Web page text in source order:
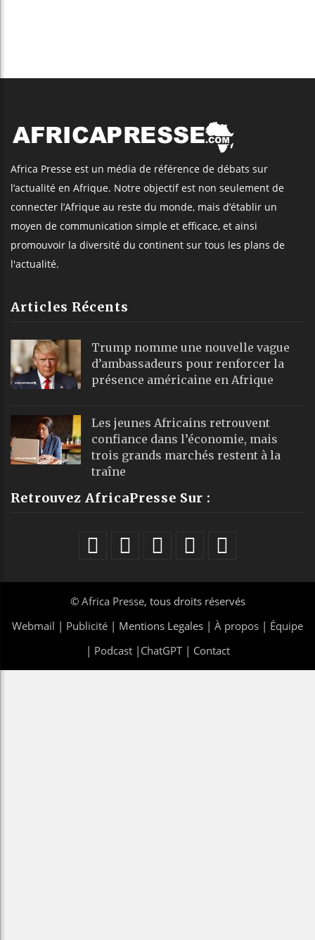
Africa Presse est un média de référence de débats sur
l’actualité en Afrique. Notre objectif est non seulement de
connecter l’Afrique au reste du monde, mais d’établir un
moyen de communication simple et efficace, et ainsi
promouvoir la diversité du continent sur tous les plans de
l'actualité.
Articles Récents
Trump nomme une nouvelle vague
d’ambassadeurs pour renforcer la
présence américaine en Afrique
Les jeunes Africains retrouvent
confiance dans l’économie, mais
trois grands marchés restent à la
traîne
Retrouvez AfricaPresse Sur :
© Africa Presse, tous droits réservés
Webmail | Publicité | Mentions Legales | À propos | Équipe
| Podcast| ChatGPT| Contact